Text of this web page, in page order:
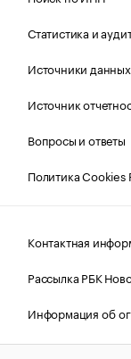
Статистика и
Источники данных
Источник
Вопросы и ответы
Политика Cookies
Контактная
Рассылка РБК
Информация об
Правовая